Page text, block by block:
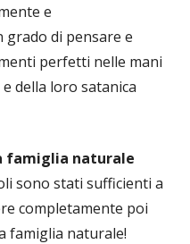
e
grado di pensare e
perfetti nelle mani
della loro satanica
famiglia naturale
sono stati sufficienti a
completamente poi
famiglia naturale!